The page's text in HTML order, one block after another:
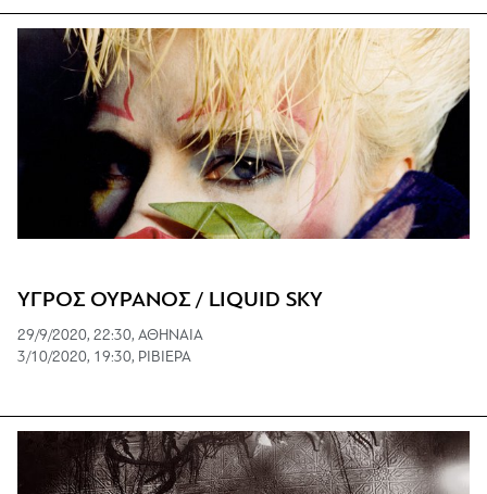
ΥΓΡΟΣ ΟΥΡΑΝΟΣ / LIQUID SKY
29/9/2020, 22:30, ΑΘΗΝΑΙΑ
3/10/2020, 19:30, ΡΙΒΙΕΡΑ